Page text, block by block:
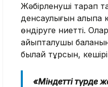
Жәбірленуші тарап
денсаулығын қалыпқа
өндіруге ниетті.
айыпталушы
былай тұрсын,
«Міндетті түрде